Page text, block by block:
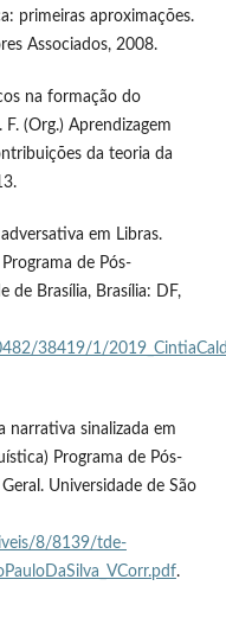
primeiras aproximações.
Associados, 2008.
na formação do
(Org.) Aprendizagem
da teoria da
em Libras.
de Pós-
de Brasília, Brasília: DF,
38419/1/
narrativa sinalizada em
Programa de Pós-
Universidade de São
8/8139/tde-
.